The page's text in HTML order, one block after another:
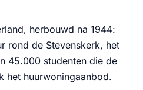
herbouwd na 1944:
rond de Stevenskerk, het
45.000 studenten die de
het huurwoningaanbod.